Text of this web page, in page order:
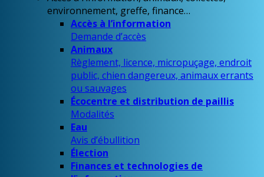
environnement, greffe, finance…
Accès à l’information
Demande d’accès
Animaux
Règlement, licence, micropuçage, endroit
public, chien dangereux, animaux errants
ou sauvages
Écocentre et distribution de paillis
Modalités
Eau
Avis d’ébullition
Élection
Finances et technologies de